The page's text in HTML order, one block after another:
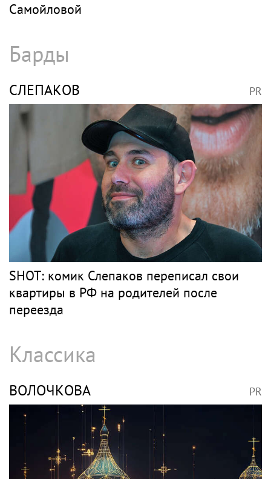
Самойловой
Барды
СЛЕПАКОВ PR
SHOT: комик Слепаков переписал свои
квартиры в РФ на родителей после
переезда
Классика
ВОЛОЧКОВА PR